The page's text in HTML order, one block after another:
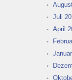
Juli
April